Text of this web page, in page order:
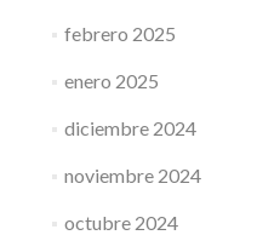
febrero 2025
enero 2025
diciembre 2024
noviembre 2024
octubre 2024